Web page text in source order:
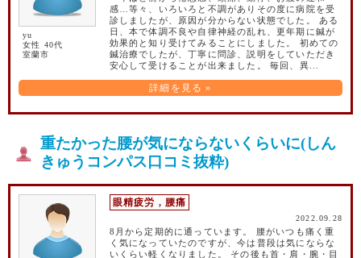
yu
女性 40代
室蘭市
感…等々、いろいろと不調がありその度に病院を受
診しましたが、原因が分からない状態でした。 ある
日、本で体調不良や自律神経の乱れ、更年期に鍼が
効果的と知り受けてみることにしました。 初めての
鍼治療でしたが、丁寧に問診、説明をしていただき
安心して受けることが出来ました。 毎回、異...
詳細を見る »
重たかった腰が気にならないくらいに(しん
きゅうコンパス口コミ抜粋)
眼精疲労 , 腰痛
2022.09.28
8月から定期的に通っています。 腰がいつも痛く重
く気になっていたのですが、今は普段は気にならな
いくらい軽くなりました。 その後も首・肩・腕・目